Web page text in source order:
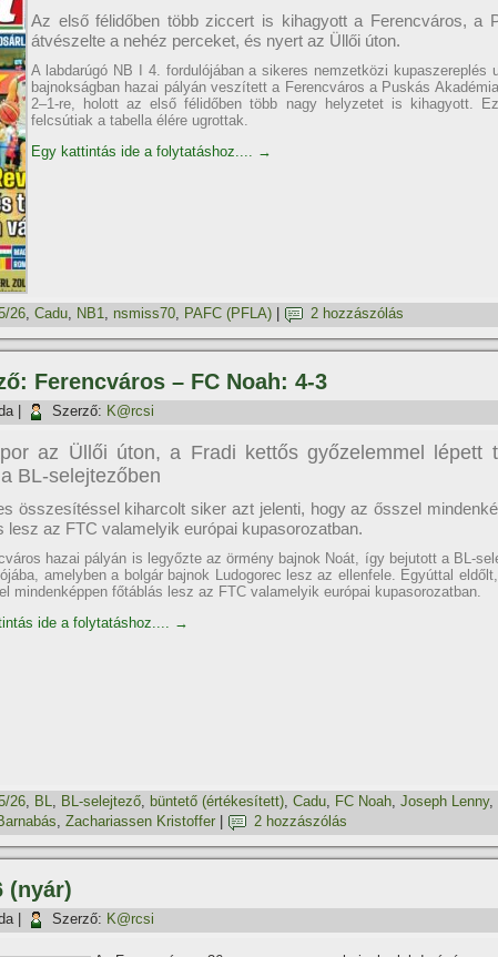
Az első félidőben több ziccert is kihagyott a Ferencváros, a
átvészelte a nehéz perceket, és nyert az Üllői úton.
A labdarúgó NB I 4. fordulójában a sikeres nemzetközi kupaszereplés
bajnokságban hazai pályán veszített a Ferencváros a Puskás
2–1-re, holott az első félidőben több nagy helyzetet is kihagyott.
felcsútiak a tabella élére ugrottak.
Egy kattintás ide a folytatáshoz.... →
26, Cadu, NB1, nsmiss70, PAFC (PFLA) 2 hozzászólás
Ferencváros – FC Noah: 4-3
| Szerző: K@rcsi
az Üllői úton, a Fradi kettős győzelemmel lépett
BL-selejtezőben
összesítéssel kiharcolt siker azt jelenti, hogy az ősszel
lesz az FTC valamelyik európai kupasorozatban.
hazai pályán is legyőzte az örmény bajnok Noát, így bejutott a BL-
amelyben a bolgár bajnok Ludogorec lesz az ellenfele. Egyúttal
mindenképpen főtáblás lesz az FTC valamelyik európai kupasorozatban.
ide a folytatáshoz.... →
26, BL, BL-selejtező, büntető (értékesí­tett), Cadu, FC Noah, Joseph Lenny,
, Zachariassen Kristoffer 2 hozzászólás
(nyár)
| Szerző: K@rcsi